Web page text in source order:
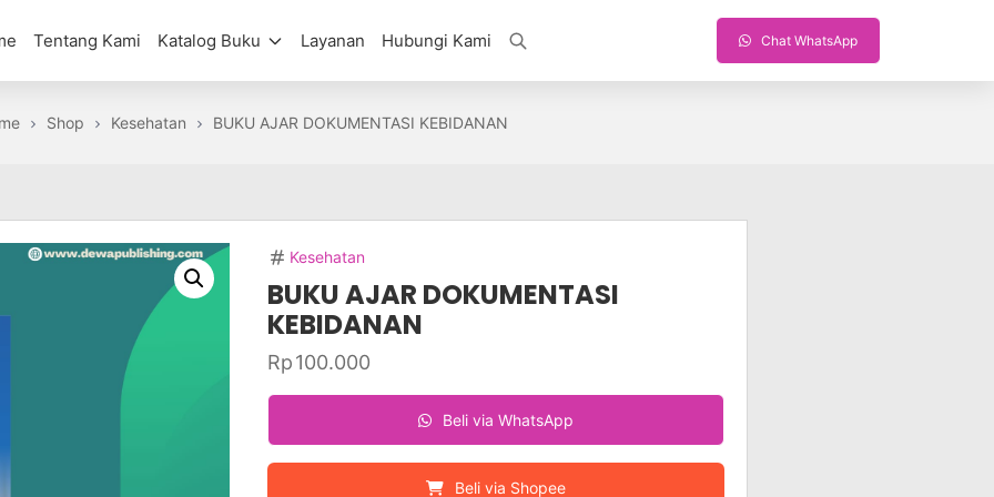
Tentang Kami Katalog Buku Layanan Hubungi Kami Chat WhatsApp
Shop Kesehatan BUKU AJAR DOKUMENTASI KEBIDANAN
Kesehatan
BUKU AJAR DOKUMENTASI
KEBIDANAN
Rp100.000
Beli via WhatsApp
Beli via Shopee